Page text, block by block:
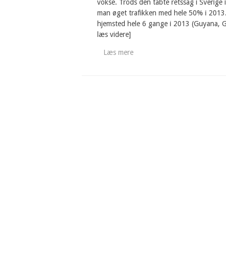
vokse. Trods den tabte retssag i
man øget trafikken med hele 50% i
hjemsted hele 6 gange i 2013 (Guyana,
læs videre]
Læs mere